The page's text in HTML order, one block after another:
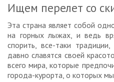
Ищем перелет со
Эта страна являет собой
на горных лыжах, и ведь
спорить, все-таки
давно славятся своей
всего мира, которые
города-курорта, о которых